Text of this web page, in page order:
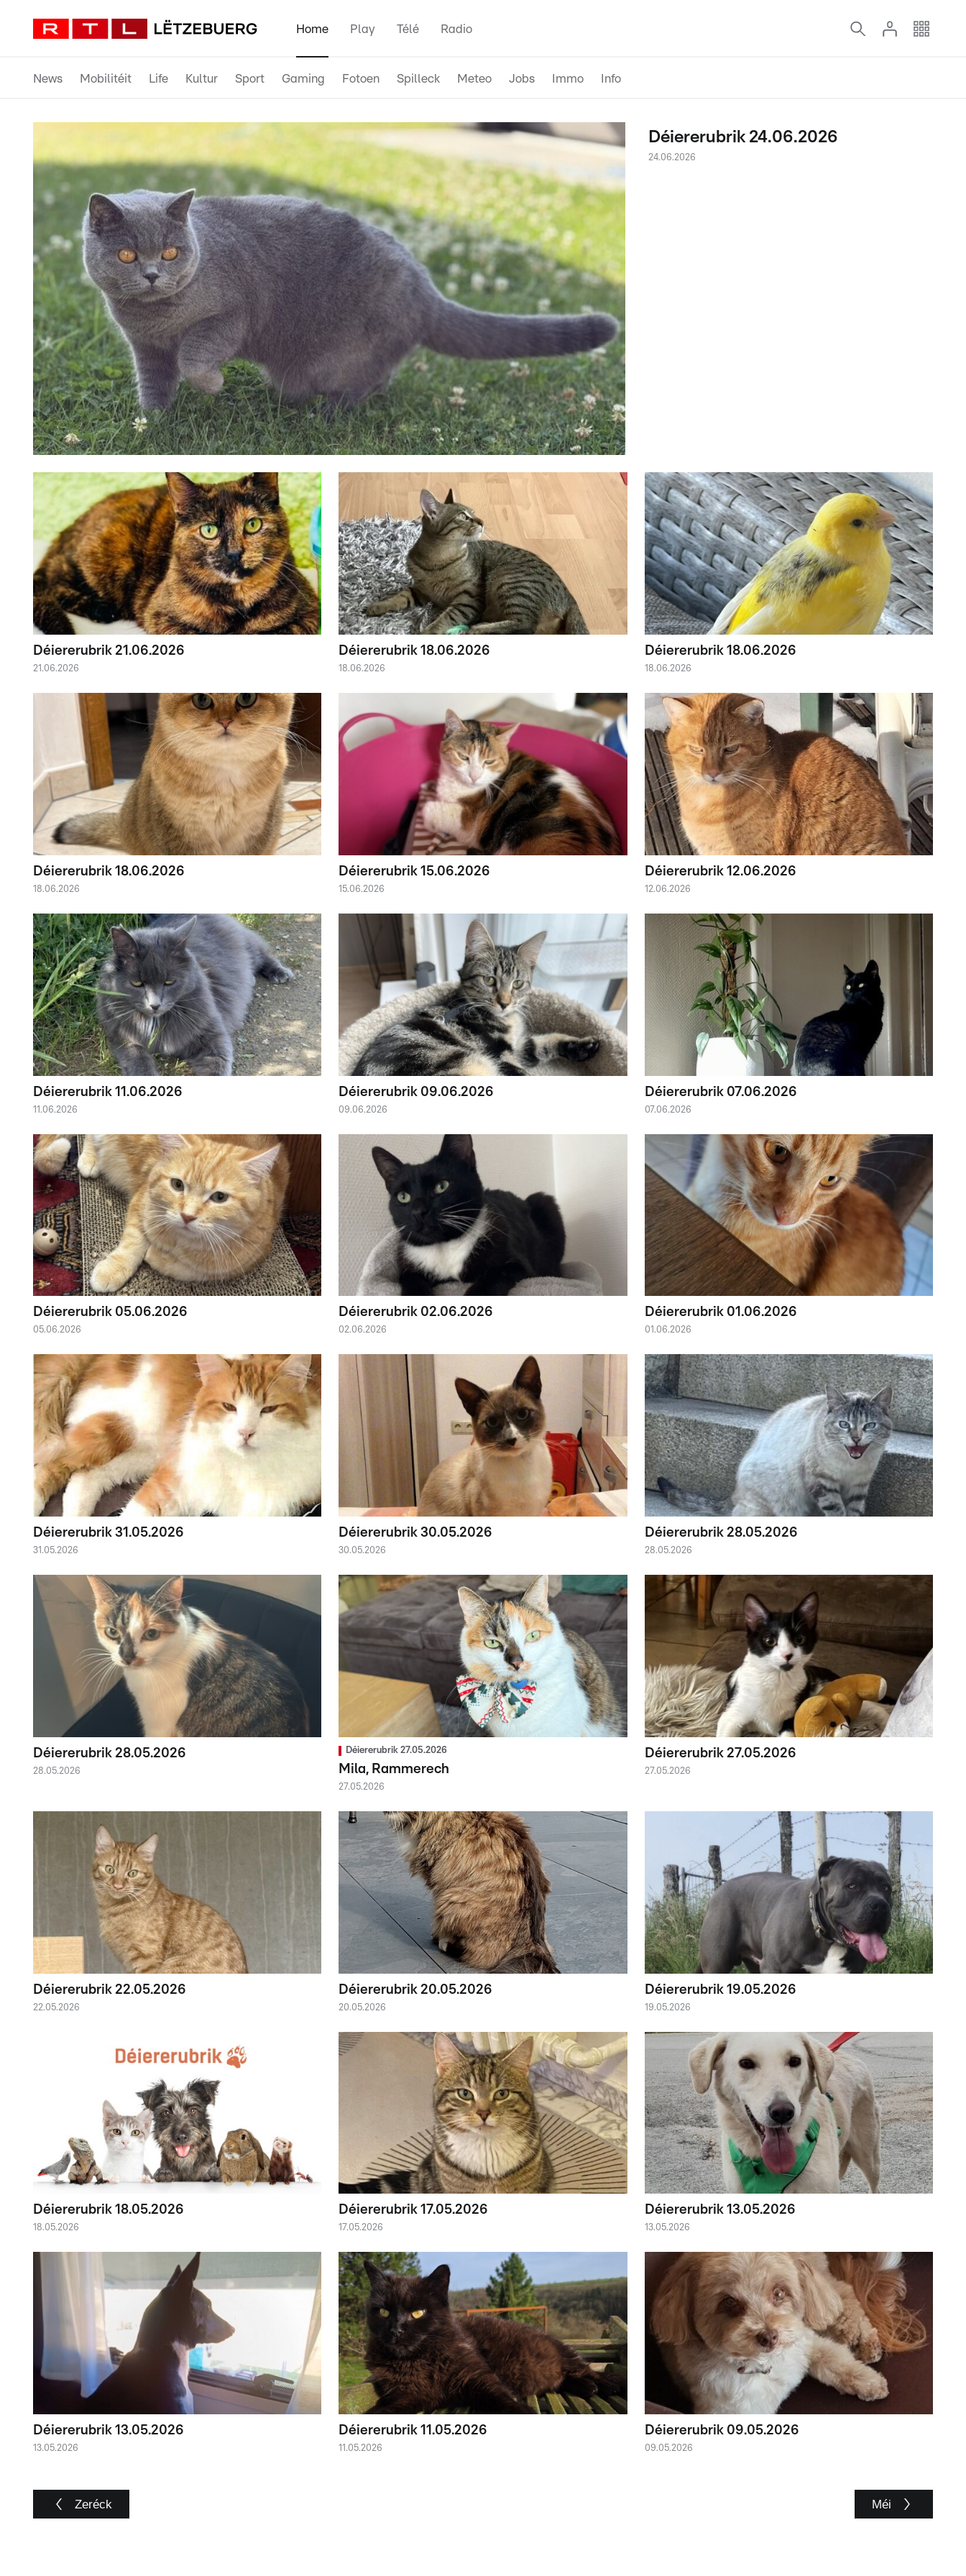
Home Play Télé Radio
News Mobilitéit Life Kultur Sport Gaming Fotoen Spilleck Meteo Jobs Immo Info
Déiererubrik 24.06.2026
24.06.2026
Déiererubrik 21.06.2026
21.06.2026
Déiererubrik 18.06.2026
18.06.2026
Déiererubrik 18.06.2026
18.06.2026
Déiererubrik 18.06.2026
18.06.2026
Déiererubrik 15.06.2026
15.06.2026
Déiererubrik 12.06.2026
12.06.2026
Déiererubrik 11.06.2026
11.06.2026
Déiererubrik 09.06.2026
09.06.2026
Déiererubrik 07.06.2026
07.06.2026
Déiererubrik 05.06.2026
05.06.2026
Déiererubrik 02.06.2026
02.06.2026
Déiererubrik 01.06.2026
01.06.2026
Déiererubrik 31.05.2026
31.05.2026
Déiererubrik 30.05.2026
30.05.2026
Déiererubrik 28.05.2026
28.05.2026
Déiererubrik 28.05.2026
28.05.2026
Déiererubrik 27.05.2026
Mila, Rammerech
27.05.2026
Déiererubrik 27.05.2026
27.05.2026
Déiererubrik 22.05.2026
22.05.2026
Déiererubrik 20.05.2026
20.05.2026
Déiererubrik 19.05.2026
19.05.2026
Déiererubrik 18.05.2026
18.05.2026
Déiererubrik 17.05.2026
17.05.2026
Déiererubrik 13.05.2026
13.05.2026
Déiererubrik 13.05.2026
13.05.2026
Déiererubrik 11.05.2026
11.05.2026
Déiererubrik 09.05.2026
09.05.2026
Zeréck Méi